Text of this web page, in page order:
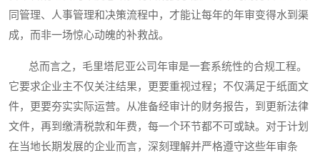
同管理、人事管理和决策流程中，才能让每年的年审变得水到渠
成，而非一场惊心动魄的补救战。
总而言之，毛里塔尼亚公司年审是一套系统性的合规工程。
它要求企业主不仅关注结果，更要重视过程；不仅满足于纸面文
件，更要夯实实际运营。从准备经审计的财务报告，到更新法律
文件，再到缴清税款和年费，每一个环节都不可或缺。对于计划
在当地长期发展的企业而言，深刻理解并严格遵守这些年审条